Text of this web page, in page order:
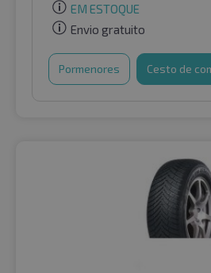
EM ESTOQUE
Envio gratuito
Pormenores Cesto de